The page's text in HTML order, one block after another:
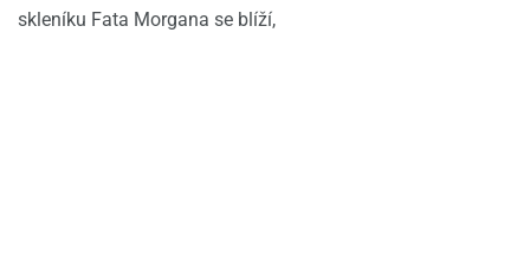
skleníku Fata Morgana se blíží,